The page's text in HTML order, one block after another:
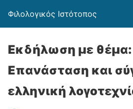
Φιλολογικός Ιστότοπος
Εκδήλωση με θέμα:
Επανάσταση και
ελληνική